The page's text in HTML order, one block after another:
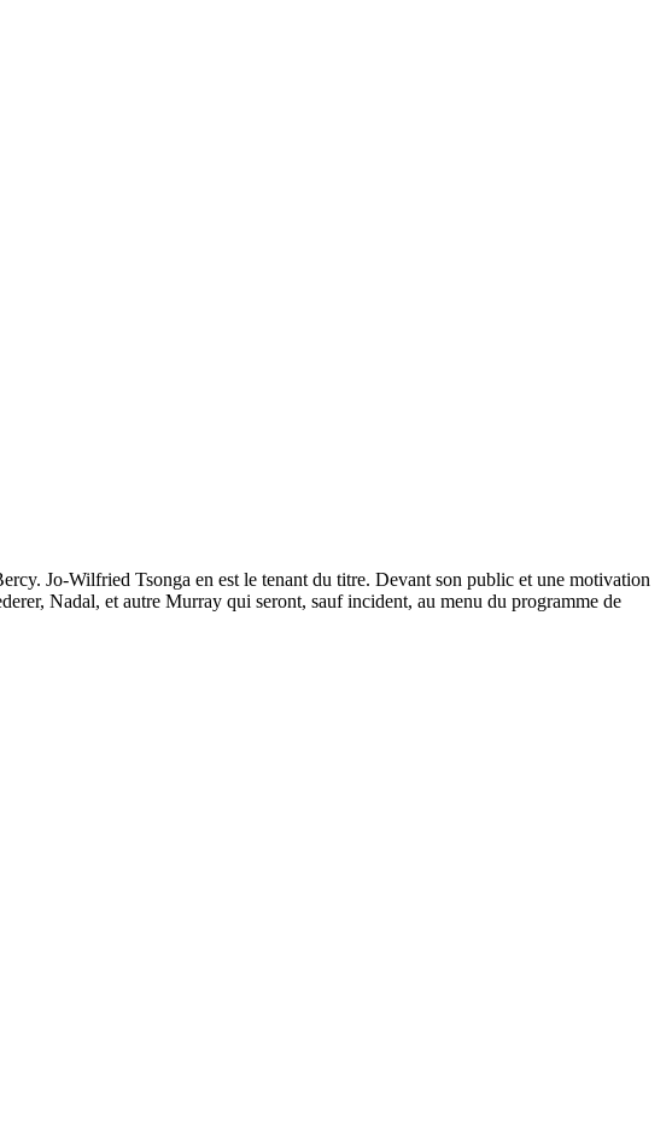
Jo-Wilfried Tsonga en est le tenant du titre. Devant son public et une motivation
Nadal, et autre Murray qui seront, sauf incident, au menu du programme de